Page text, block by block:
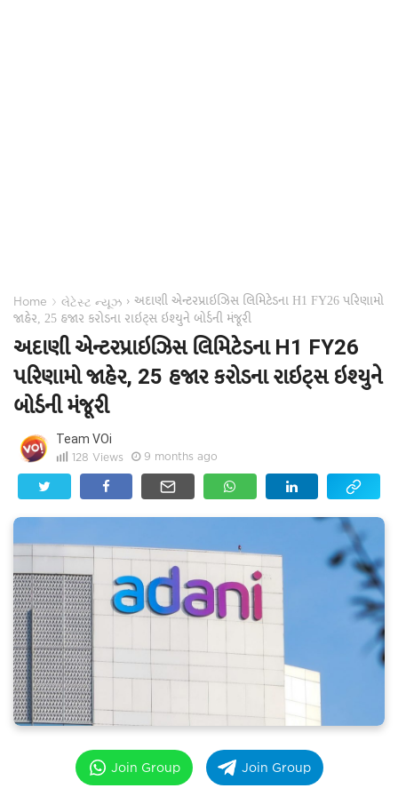
Home › લેટેસ્ટ ન્યૂઝ › અદાણી એન્ટરપ્રાઇઝિસ લિમિટેડના H1 FY26 પરિણામો
જાહેર, 25 હજાર કરોડના રાઇટ્સ ઇશ્યુને બોર્ડની મંજૂરી
અદાણી એન્ટરપ્રાઇઝિસ લિમિટેડના H1 FY26
પરિણામો જાહેર, 25 હજાર કરોડના રાઇટ્સ ઇશ્યુને
બોર્ડની મંજૂરી
Team VOi
128 Views 9 months ago
Join Group Join Group